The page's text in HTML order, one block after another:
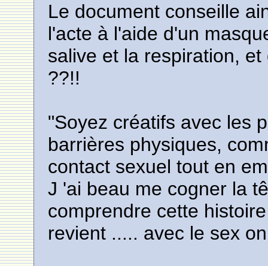
Le document conseille
l'acte à l'aide d'un
salive et la respiration,
??!!
"Soyez créatifs avec les
barrières physiques,
contact sexuel tout en
J 'ai beau me cogner la
comprendre cette
revient ..... avec le sex